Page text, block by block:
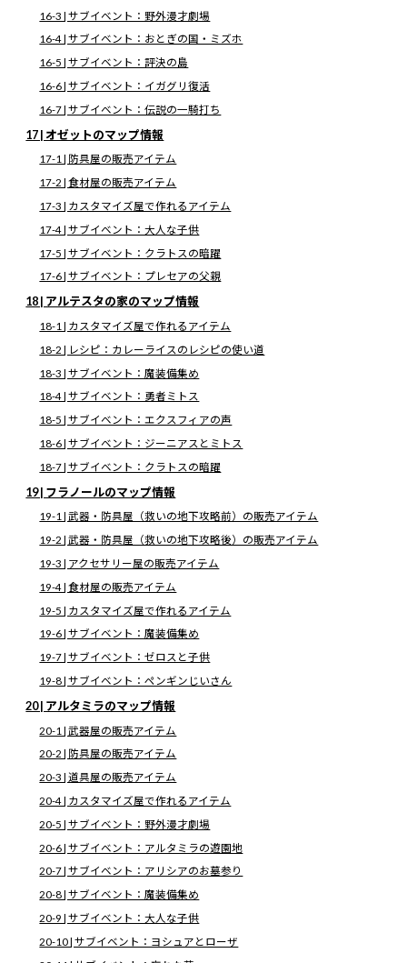
5-12 | サブイベント：オリエンテーリング
5-13 | ボス攻略：キリア
6-1 | サブイベント：魔装備集め
6-2 | サブイベント：コレクター図鑑
7 | ソダ島遊覧船乗り場（ソダ間欠泉）のマップ情報
7-1 | サブイベント：質問攻めのリーガル
8 | アスカードのチャート
8-1 | 武器屋の販売アイテム
8-2 | 防具屋の販売アイテム
8-3 | 道具屋の販売アイテム
8-4 | 食材屋の販売アイテム
8-6 | ボス攻略：ツァトグ
8-7 | サブイベント：読書イベント
8-8 | サブイベント：クラトスの教え
8-9 | サブイベント：リフィルとライナー
8-11 | サブイベント：ニセ神子
8-12 | サブイベント：リフィルの巫女姿
9 | ルインのマップ情報
9-1 | 雑貨屋の販売アイテム
9-2 | 武具屋（崩壊前・復興中）の販売アイテム
9-3 | 武具屋（復興後）の販売アイテム
9-4 | カスタマイズ屋で作れるアイテム
9-6 | サブイベント：ルイン復興
9-7 | サブイベント：ニセ神子
9-9 | サブイベント：ルインの意味
10 | ハイマのマップ情報
10-1 | 雑貨屋（4つの封印解放前）の販売アイテム
10-2 | 雑貨屋（4つの封印解放後）の販売アイテム
10-4 | サブイベント：クラトスの教え
10-5 | サブイベント：ユアンの指輪
10-7 | サブイベント：ルイン復興
11 | 救いの小屋のマップ情報
11-1 | サブイベント：トップブリーダー
11-2 | サブイベント：アイフリードの宝
12 | ねこにんの里のマップ情報
12-1 | 食材屋の販売アイテム
12-2 | サブイベント：忘れな草
12-4 | 施設：宝箱回収率の確認・トレジャーハンター
12-5 | 施設：見逃したスキットの確認
13 | メルトキオのマップ情報
13-1 | 武器屋の販売アイテム
13-2 | 防具屋の販売アイテム
13-3 | 道具屋の販売アイテム
13-4 | カスタマイズ屋で作れるアイテム
13-6 | サブイベント：オゼットのお姉さん
13-7 | サブイベント：クラトスの暗躍
13-9 | サブイベント：王女誘拐
13-10 | サブイベント：ダンスパーティー
13-11 | サブイベント：謎の覆面美青年剣士
13-12 | サブイベント：ヴァイスとねこにん
13-14 | サブイベント：ダークシェフ
13-15 | サブイベント：リーガルの師匠
16-3 | サブイベント：野外漫才劇場
16-4 | サブイベント：おとぎの国・ミズホ
16-5 | サブイベント：評決の島
16-6 | サブイベント：イガグリ復活
16-7 | サブイベント：伝説の一騎打ち
17 | オゼットのマップ情報
17-1 | 防具屋の販売アイテム
17-2 | 食材屋の販売アイテム
17-3 | カスタマイズ屋で作れるアイテム
17-4 | サブイベント：大人な子供
17-5 | サブイベント：クラトスの暗躍
17-6 | サブイベント：プレセアの父親
18 | アルテスタの家のマップ情報
18-1 | カスタマイズ屋で作れるアイテム
18-2 | レシピ：カレーライスのレシピの使い道
18-3 | サブイベント：魔装備集め
18-4 | サブイベント：勇者ミトス
18-5 | サブイベント：エクスフィアの声
18-6 | サブイベント：ジーニアスとミトス
18-7 | サブイベント：クラトスの暗躍
19 | フラノールのマップ情報
19-1 | 武器・防具屋（救いの地下攻略前）の販売アイテム
19-2 | 武器・防具屋（救いの地下攻略後）の販売アイテム
19-3 | アクセサリー屋の販売アイテム
19-4 | 食材屋の販売アイテム
19-5 | カスタマイズ屋で作れるアイテム
19-6 | サブイベント：魔装備集め
19-7 | サブイベント：ゼロスと子供
19-8 | サブイベント：ペンギンじいさん
20 | アルタミラのマップ情報
20-1 | 武器屋の販売アイテム
20-2 | 防具屋の販売アイテム
20-3 | 道具屋の販売アイテム
20-4 | カスタマイズ屋で作れるアイテム
20-5 | サブイベント：野外漫才劇場
20-6 | サブイベント：アルタミラの遊園地
20-7 | サブイベント：アリシアのお墓参り
20-8 | サブイベント：魔装備集め
20-9 | サブイベント：大人な子供
20-10 | サブイベント：ヨシュアとローザ